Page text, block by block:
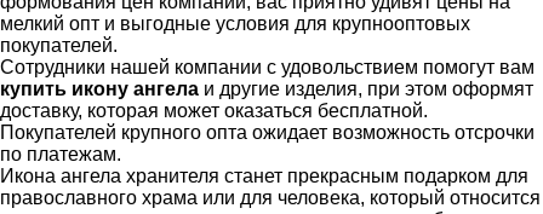
мелкий опт и выгодные условия для крупнооптовых
покупателей.
Сотрудники нашей компании с удовольствием помогут вам
купить икону ангела и другие изделия, при этом оформят
доставку, которая может оказаться бесплатной.
Покупателей крупного опта ожидает возможность отсрочки
по платежам.
Икона ангела хранителя станет прекрасным подарком для
православного храма или для человека, который относится